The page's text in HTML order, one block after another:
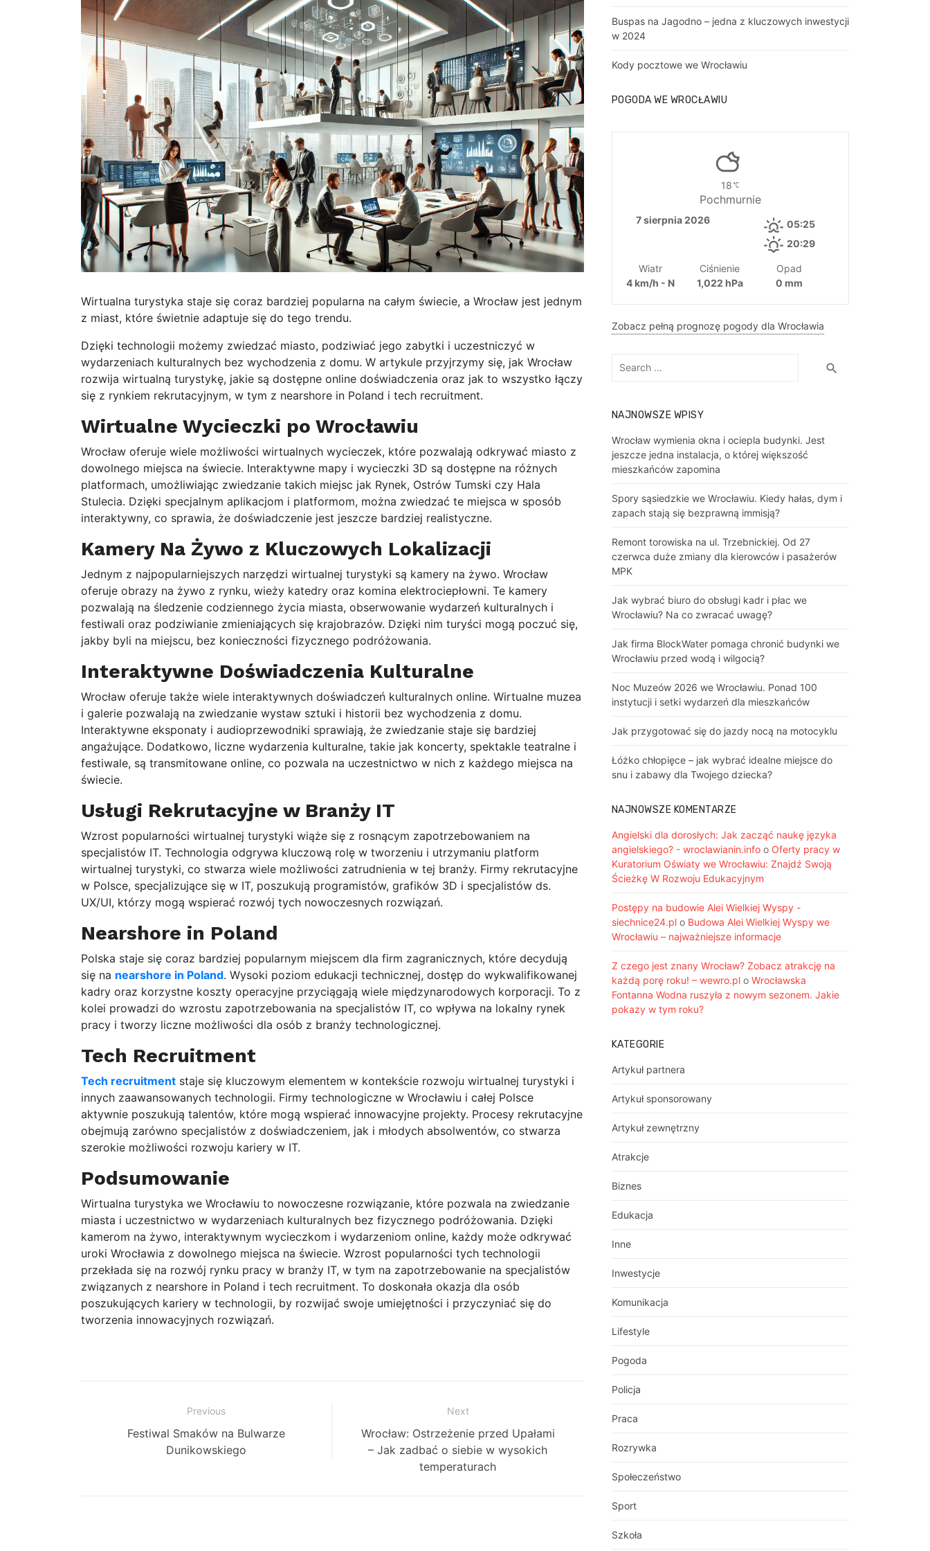
Wirtualna turystyka staje się coraz bardziej popularna na całym świecie, a Wrocław jest jednym
z miast, które świetnie adaptuje się do tego trendu.
Dzięki technologii możemy zwiedzać miasto, podziwiać jego zabytki i uczestniczyć w
wydarzeniach kulturalnych bez wychodzenia z domu. W artykule przyjrzymy się, jak Wrocław
rozwija wirtualną turystykę, jakie są dostępne online doświadczenia oraz jak to wszystko łączy
się z rynkiem rekrutacyjnym, w tym z nearshore in Poland i tech recruitment.
Wirtualne Wycieczki po Wrocławiu
Wrocław oferuje wiele możliwości wirtualnych wycieczek, które pozwalają odkrywać miasto z
dowolnego miejsca na świecie. Interaktywne mapy i wycieczki 3D są dostępne na różnych
platformach, umożliwiając zwiedzanie takich miejsc jak Rynek, Ostrów Tumski czy Hala
Stulecia. Dzięki specjalnym aplikacjom i platformom, można zwiedzać te miejsca w sposób
interaktywny, co sprawia, że doświadczenie jest jeszcze bardziej realistyczne.
Kamery Na Żywo z Kluczowych Lokalizacji
Jednym z najpopularniejszych narzędzi wirtualnej turystyki są kamery na żywo. Wrocław
oferuje obrazy na żywo z rynku, wieży katedry oraz komina elektrociepłowni. Te kamery
pozwalają na śledzenie codziennego życia miasta, obserwowanie wydarzeń kulturalnych i
festiwali oraz podziwianie zmieniających się krajobrazów. Dzięki nim turyści mogą poczuć się,
jakby byli na miejscu, bez konieczności fizycznego podróżowania.
Interaktywne Doświadczenia Kulturalne
Wrocław oferuje także wiele interaktywnych doświadczeń kulturalnych online. Wirtualne muzea
i galerie pozwalają na zwiedzanie wystaw sztuki i historii bez wychodzenia z domu.
Interaktywne eksponaty i audioprzewodniki sprawiają, że zwiedzanie staje się bardziej
angażujące. Dodatkowo, liczne wydarzenia kulturalne, takie jak koncerty, spektakle teatralne i
festiwale, są transmitowane online, co pozwala na uczestnictwo w nich z każdego miejsca na
świecie.
Usługi Rekrutacyjne w Branży IT
Wzrost popularności wirtualnej turystyki wiąże się z rosnącym zapotrzebowaniem na
specjalistów IT. Technologia odgrywa kluczową rolę w tworzeniu i utrzymaniu platform
wirtualnej turystyki, co stwarza wiele możliwości zatrudnienia w tej branży. Firmy rekrutacyjne
w Polsce, specjalizujące się w IT, poszukują programistów, grafików 3D i specjalistów ds.
UX/UI, którzy mogą wspierać rozwój tych nowoczesnych rozwiązań.
Nearshore in Poland
Polska staje się coraz bardziej popularnym miejscem dla firm zagranicznych, które decydują
się na nearshore in Poland. Wysoki poziom edukacji technicznej, dostęp do wykwalifikowanej
kadry oraz korzystne koszty operacyjne przyciągają wiele międzynarodowych korporacji. To z
kolei prowadzi do wzrostu zapotrzebowania na specjalistów IT, co wpływa na lokalny rynek
pracy i tworzy liczne możliwości dla osób z branży technologicznej.
Tech Recruitment
Tech recruitment staje się kluczowym elementem w kontekście rozwoju wirtualnej turystyki i
innych zaawansowanych technologii. Firmy technologiczne w Wrocławiu i całej Polsce
aktywnie poszukują talentów, które mogą wspierać innowacyjne projekty. Procesy rekrutacyjne
obejmują zarówno specjalistów z doświadczeniem, jak i młodych absolwentów, co stwarza
szerokie możliwości rozwoju kariery w IT.
Podsumowanie
Wirtualna turystyka we Wrocławiu to nowoczesne rozwiązanie, które pozwala na zwiedzanie
miasta i uczestnictwo w wydarzeniach kulturalnych bez fizycznego podróżowania. Dzięki
kamerom na żywo, interaktywnym wycieczkom i wydarzeniom online, każdy może odkrywać
uroki Wrocławia z dowolnego miejsca na świecie. Wzrost popularności tych technologii
przekłada się na rozwój rynku pracy w branży IT, w tym na zapotrzebowanie na specjalistów
związanych z nearshore in Poland i tech recruitment. To doskonała okazja dla osób
poszukujących kariery w technologii, by rozwijać swoje umiejętności i przyczyniać się do
tworzenia innowacyjnych rozwiązań.
wpisy
Previous
Previous
Festiwal Smaków na Bulwarze
Dunikowskiego
Next
Next
post:
Wrocław: Ostrzeżenie przed Upałami
– Jak zadbać o siebie w wysokich
temperaturach
Buspas na Jagodno – jedna z kluczowych inwestycji
w 2024
Kody pocztowe we Wrocławiu
POGODA WE WROCŁAWIU
18
Pochmurnie
7 sierpnia 2026
05:25
20:29
Wiatr
4 km/h - N
Ciśnienie
1,022 hPa
Opad
0 mm
Zobacz pełną prognozę pogody dla Wrocławia
Search
search
NAJNOWSZE WPISY
Wrocław wymienia okna i ociepla budynki. Jest
jeszcze jedna instalacja, o której większość
mieszkańców zapomina
Spory sąsiedzkie we Wrocławiu. Kiedy hałas, dym i
zapach stają się bezprawną immisją?
Remont torowiska na ul. Trzebnickiej. Od 27
czerwca duże zmiany dla kierowców i pasażerów
MPK
Jak wybrać biuro do obsługi kadr i płac we
Wrocławiu? Na co zwracać uwagę?
Jak firma BlockWater pomaga chronić budynki we
Wrocławiu przed wodą i wilgocią?
Noc Muzeów 2026 we Wrocławiu. Ponad 100
instytucji i setki wydarzeń dla mieszkańców
Jak przygotować się do jazdy nocą na motocyklu
Łóżko chłopięce – jak wybrać idealne miejsce do
snu i zabawy dla Twojego dziecka?
NAJNOWSZE KOMENTARZE
Angielski dla dorosłych: Jak zacząć naukę języka
angielskiego? - wroclawianin.infoo Oferty pracy w
Kuratorium Oświaty we Wrocławiu: Znajdź Swoją
Ścieżkę W Rozwoju Edukacyjnym
Postępy na budowie Alei Wielkiej Wyspy -
siechnice24.plo Budowa Alei Wielkiej Wyspy we
Wrocławiu – najważniejsze informacje
Z czego jest znany Wrocław? Zobacz atrakcję na
każdą porę roku! – wewro.plo Wrocławska
Fontanna Wodna ruszyła z nowym sezonem. Jakie
pokazy w tym roku?
KATEGORIE
Artykuł partnera
Artykuł sponsorowany
Artykuł zewnętrzny
Atrakcje
Biznes
Edukacja
Inne
Inwestycje
Komunikacja
Lifestyle
Pogoda
Policja
Praca
Rozrywka
Społeczeństwo
Sport
Szkoła